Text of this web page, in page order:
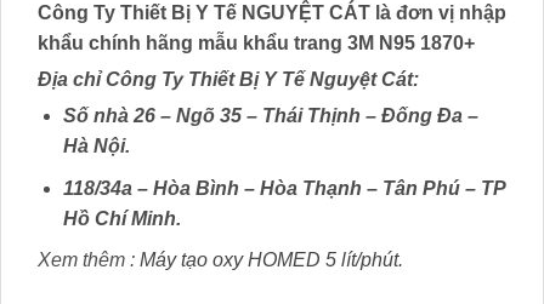
Công Ty Thiết Bị Y Tế NGUYỆT CÁT là đơn vị nhập
khẩu chính hãng mẫu khẩu trang 3M N95 1870+
Địa chỉ Công Ty Thiết Bị Y Tế Nguyệt Cát:
Số nhà 26 – Ngõ 35 – Thái Thịnh – Đống Đa –
Hà Nội.
118/34a – Hòa Bình – Hòa Thạnh – Tân Phú – TP
Hồ Chí Minh.
Xem thêm : Máy tạo oxy HOMED 5 lít/phút.